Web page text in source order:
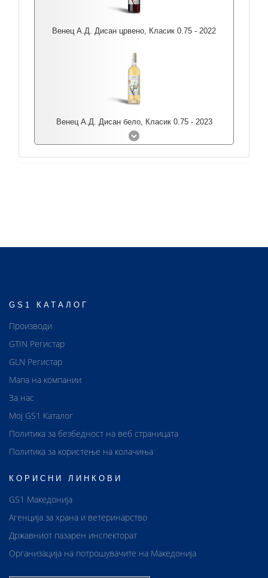
Венец А.Д. Дисан црвено, Класик 0.75 - 2022
Венец А.Д. Дисан бело, Класик 0.75 - 2023
GS1 КАТАЛОГ
Производи
GTIN Регистар
GLN Регистар
Мапа на компании
За нас
Мој GS1 Каталог
Политика за безбедност на веб страницата
Политика за користење на колачиња
КОРИСНИ ЛИНКОВИ
GS1 Македонија
Агенција за храна и ветеринарство
Државниот пазарен инспекторат
Организација на потрошувачите на Македонија